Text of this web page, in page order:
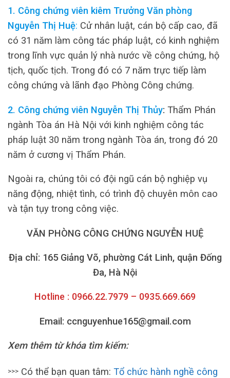
1. Công chứng viên kiêm Trưởng Văn phòng
Nguyễn Thị Huệ: Cử nhân luật, cán bộ cấp cao, đã
có 31 năm làm công tác pháp luật, có kinh nghiệm
trong lĩnh vực quản lý nhà nước về công chứng, hộ
tịch, quốc tịch. Trong đó có 7 năm trực tiếp làm
công chứng và lãnh đạo Phòng Công chứng.
2. Công chứng viên Nguyễn Thị Thủy: Thẩm Phán
ngành Tòa án Hà Nội với kinh nghiệm công tác
pháp luật 30 năm trong ngành Tòa án, trong đó 20
năm ở cương vị Thẩm Phán.
Ngoài ra, chúng tôi có đội ngũ cán bộ nghiệp vụ
năng động, nhiệt tình, có trình độ chuyên môn cao
và tận tụy trong công việc.
VĂN PHÒNG CÔNG CHỨNG NGUYỄN HUỆ
Địa chỉ: 165 Giảng Võ, phường Cát Linh, quận Đống
Đa, Hà Nội
Hotline : 0966.22.7979 – 0935.669.669
Email: ccnguyenhue165@gmail.com
Xem thêm từ khóa tìm kiếm:
>>> Có thể bạn quan tâm: Tổ chức hành nghề công